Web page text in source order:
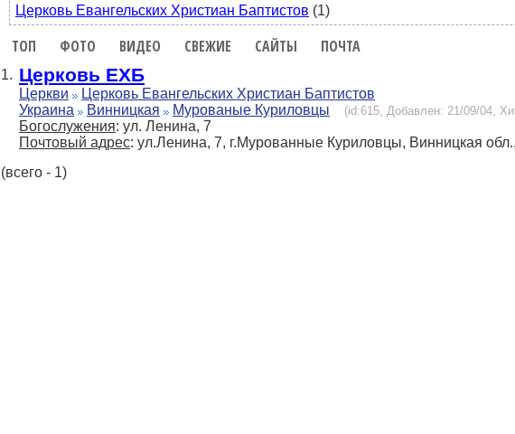
Церковь Евангельских Христиан Баптистов (1)
ТОП ФОТО ВИДЕО СВЕЖИЕ САЙТЫ ПОЧТА
1. Церковь ЕХБ
Церкви
Церковь Евангельских Христиан Баптистов
Украина
Винницкая Мурованые Куриловцы (id:615, Добавлен: 21/09/04,
Богослужения: ул. Ленина, 7
Почтовый адрес: ул.Ленина, 7, г.Мурованные Куриловцы, Винницкая
(всего - 1)